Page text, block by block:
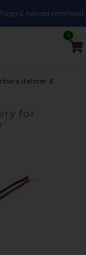
Trygg E-handel certifierad
0
datorer &
for